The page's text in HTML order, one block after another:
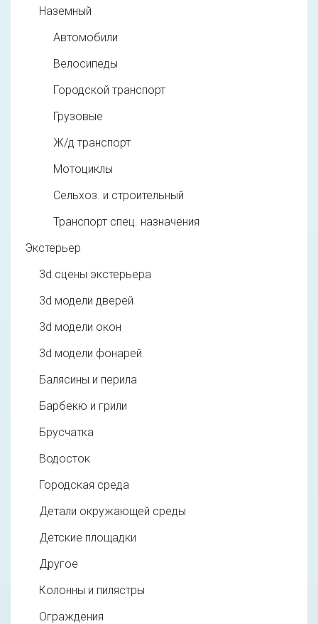
Наземный
Автомобили
Велосипеды
Городской транспорт
Грузовые
Ж/д транспорт
Мотоциклы
Сельхоз. и строительный
Транспорт спец. назначения
Экстерьер
3d cцены экстерьера
3d модели дверей
3d модели окон
3d модели фонарей
Балясины и перила
Барбекю и грили
Брусчатка
Водосток
Городская среда
Детали окружающей среды
Детские площадки
Другое
Колонны и пилястры
Ограждения